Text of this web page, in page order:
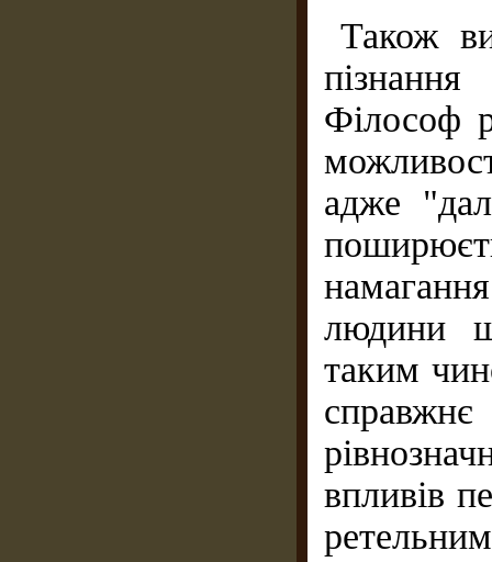
Також
Філософ
адже
людини
таким
впливів